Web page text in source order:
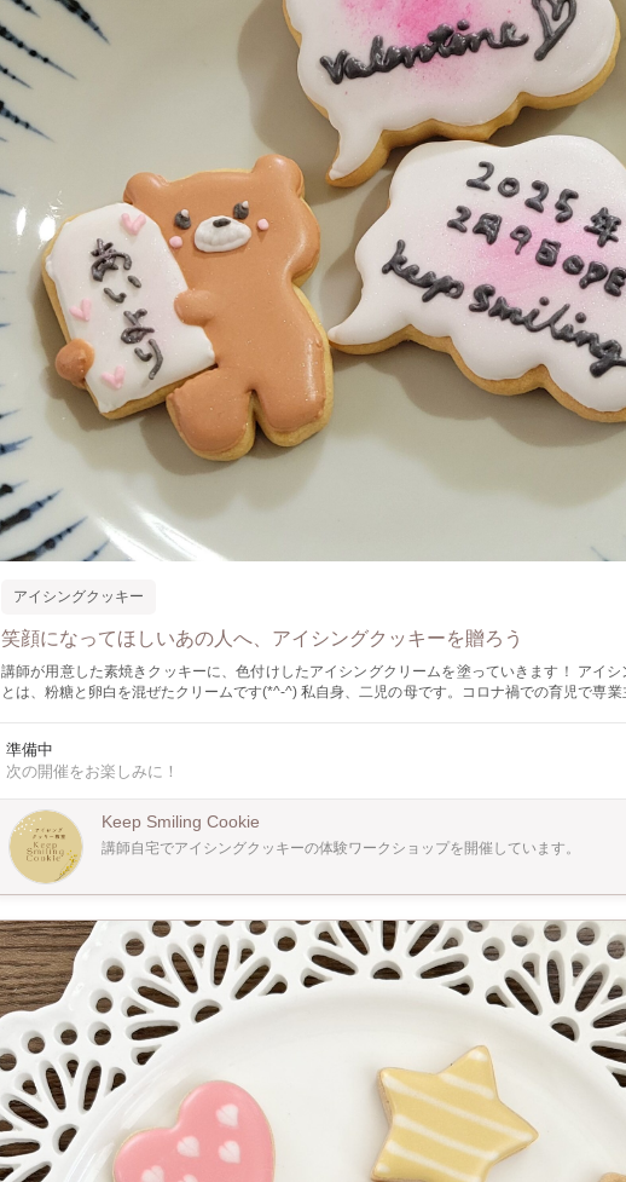
アイシングクッキー
笑顔になってほしいあの人へ、アイシングクッキーを贈ろう
講師が用意した素焼きクッキーに、色付けしたアイシングクリームを塗っていきます！ アイシ
とは、粉糖と卵白を混ぜたクリームです(*^-^) 私自身、二児の母です。コロナ禍での育児で専業主婦だったた
ンのアイシングクッキー。 それを見た瞬間の息子の満面の笑みは、頭に焼き付いていて 一生
た。 笑顔でいてほしいひとに贈るのがアイシングクッキーだな、と心から思います(^ー^) 是非一緒にアイシ
準備中
次の開催をお楽しみに！
Keep Smiling Cookie
講師自宅でアイシングクッキーの体験ワークショップを開催しています。